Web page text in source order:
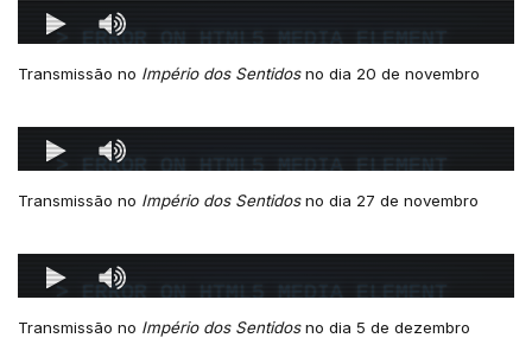
Transmissão no Império dos Sentidosno dia 20 de novembro
Transmissão no Império dos Sentidosno dia 27 de novembro
Transmissão no Império dos Sentidosno dia 5 de dezembro